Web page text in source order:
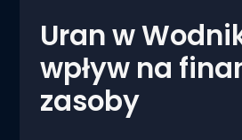
Uran w
wpływ na
zasoby